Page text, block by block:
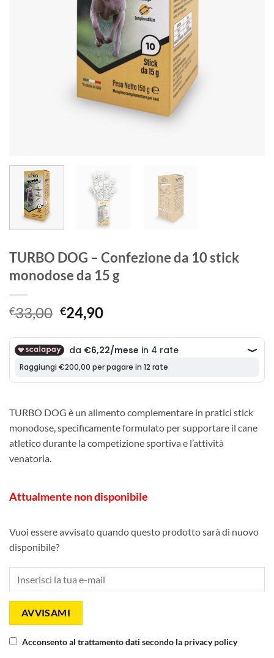
TURBO DOG – Confezione da 10 stick
monodose da 15 g
€33,00 Il
prezzo
originale
era:
€33,00.
€24,90Il
attuale
è:
€24,90.
TURBO DOG è un alimento complementare in pratici stick
monodose, specificamente formulato per supportare il cane
atletico durante la competizione sportiva e l’attività
venatoria.
Attualmente non disponibile
Vuoi essere avvisato quando questo prodotto sarà di nuovo
disponibile?
AVVISAMI
Acconsento al trattamento dati secondo la privacy policy